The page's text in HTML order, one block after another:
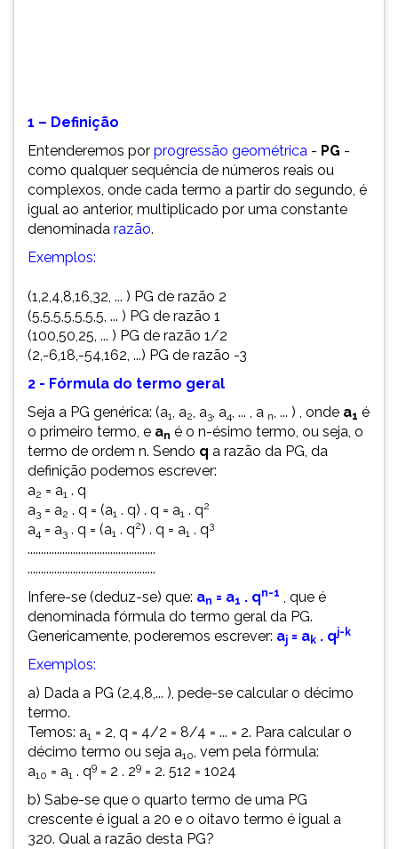
Para
menu
principal
pressione
tecla
depois
Pressione
ouvir
essa
instrução
novamente.
1 – Definição
Entenderemos por progressão geométrica - PG -
como qualquer sequência de números reais ou
complexos, onde cada termo a partir do segundo, é
igual ao anterior, multiplicado por uma constante
denominada razão.
Exemplos:
(1,2,4,8,16,32, ... ) PG de razão 2
(5,5,5,5,5,5,5, ... ) PG de razão 1
(100,50,25, ... ) PG de razão 1/2
(2,-6,18,-54,162, ...) PG de razão -3
2 - Fórmula do termo geral
Seja a PG genérica: (a1, a2, a3, a4, ... , a n, ... ) , onde a1 é
o primeiro termo, e an é o n-ésimo termo, ou seja, o
termo de ordem n. Sendo q a razão da PG, da
definição podemos escrever:
a2 = a1 . q
a3 = a2 . q = (a1 . q) . q = a1 . q2
a4 = a3 . q = (a1 . q2) . q = a1 . q3
................................................
................................................
Infere-se (deduz-se) que: an = a1 . qn-1 , que é
denominada fórmula do termo geral da PG.
Genericamente, poderemos escrever: aj = ak . qj-k
Exemplos:
a) Dada a PG (2,4,8,... ), pede-se calcular o décimo
termo.
Temos: a1 = 2, q = 4/2 = 8/4 = ... = 2. Para calcular o
décimo termo ou seja a10, vem pela fórmula:
a10 = a1 . q9 = 2 . 29 = 2. 512 = 1024
b) Sabe-se que o quarto termo de uma PG
crescente é igual a 20 e o oitavo termo é igual a
320. Qual a razão desta PG?